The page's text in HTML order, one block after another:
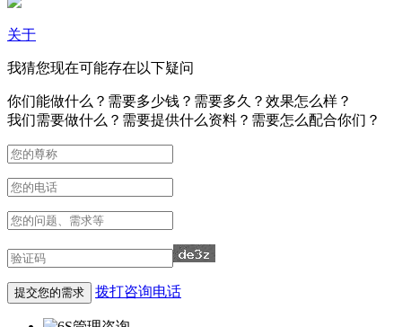
关于
我猜您现在可能存在以下疑问
你们能做什么？需要多少钱？需要多久？效果怎么样？
我们需要做什么？需要提供什么资料？需要怎么配合你们？
拨打咨询电话